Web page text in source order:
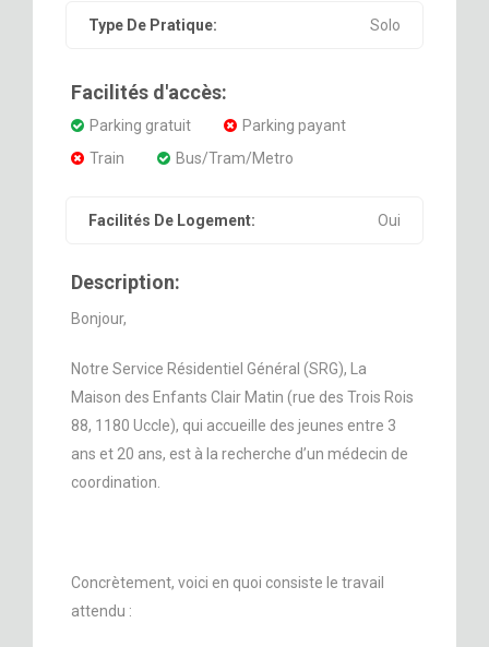
Type De Pratique: Solo
Facilités d'accès:
Parking gratuit
Parking payant
Train
Bus/Tram/Metro
Facilités De Logement: Oui
Description:
Bonjour,
Notre Service Résidentiel Général (SRG), La
Maison des Enfants Clair Matin (rue des Trois Rois
88, 1180 Uccle), qui accueille des jeunes entre 3
ans et 20 ans, est à la recherche d’un médecin de
coordination.
Concrètement, voici en quoi consiste le travail
attendu :